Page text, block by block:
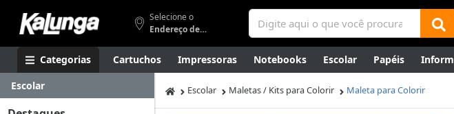
Selecione o
Endereço de entrega
Categorias Cartuchos Impressoras Notebooks Escolar Papéis
Apresentação Smartphones Artes Gamers Higiene Mídias Envelopes
Escolar Escolar Maletas / Kits para Colorir Maleta para Colorir